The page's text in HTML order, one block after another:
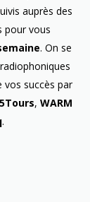
auprès des
pour vous
. On se
vos succès par
, WARM
.